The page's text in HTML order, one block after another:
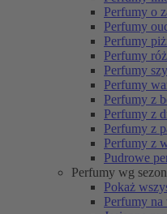
Perfumy o
Perfumy
Perfumy
Perfumy
Perfumy
Perfumy
Perfumy z
Perfumy z
Perfumy z
Perfumy z
Pudrowe
Perfumy wg
Pokaż
Perfumy na